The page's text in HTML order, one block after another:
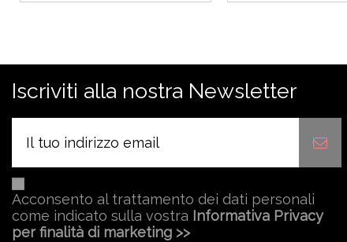
Iscriviti alla nostra Newsletter
Acconsento al trattamento dei dati personali
come indicato sulla vostra Informativa Privacy
per finalità di marketing >>